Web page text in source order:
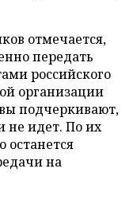
отмечается,
передать
российского
организации
подчеркивают,
не идет. По их
на